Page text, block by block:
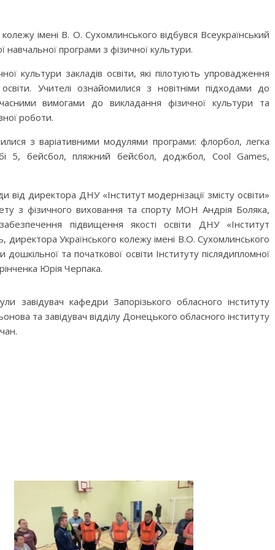
імені В. О. Сухомлинського відбувся Всеукраїнський
програми з фізичної культури.
культури закладів освіти, які пілотують упровадження
Учителі ознайомилися з новітніми підходами до
вимогами до викладання фізичної культури та
роботи.
з варіативними модулями програми: флорбол, легка
5, бейсбол, пляжний бейсбол, доджбол, Cool Games,
директора ДНУ «Інститут модернізації змісту освіти»
з фізичного виховання та спорту МОН Андрія Боляка,
підвищення якості освіти ДНУ «Інститут
директора Українського колежу імені В.О. Сухомлинського
та початкової освіти Інституту післядипломної
Юрія Черпака.
завідувач кафедри Запорізького обласного інституту
та завідувач відділу Донецького обласного інституту